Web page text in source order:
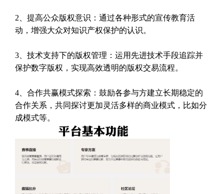
2、提高公众版权意识：通过各种形式的宣传教育活
动，增强大众对知识产权保护的认识。
3、技术支持下的版权管理：运用先进技术手段追踪并
保护数字版权，实现高效透明的版权交易流程。
4、合作共赢模式探索：鼓励各参与方建立长期稳定的
合作关系，共同探讨更加灵活多样的商业模式，比如分
成模式等。